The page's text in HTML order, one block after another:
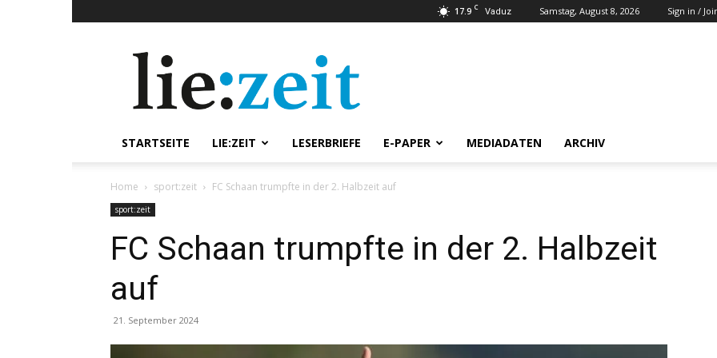
17.9 C Vaduz Samstag, August 8, 2026 Sign in /
STARTSEITE LIE:ZEIT LESERBRIEFE E-PAPER MEDIADATEN ARCHIV
Home sport:zeit FC Schaan trumpfte in der 2. Halbzeit auf
sport:zeit
FC Schaan trumpfte in der 2. Halbzeit
auf
21. September 2024